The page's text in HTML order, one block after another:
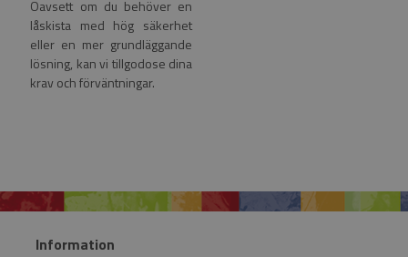
Oavsett om du behöver en
låskista med hög säkerhet
eller en mer grundläggande
lösning, kan vi tillgodose dina
krav och förväntningar.
Information